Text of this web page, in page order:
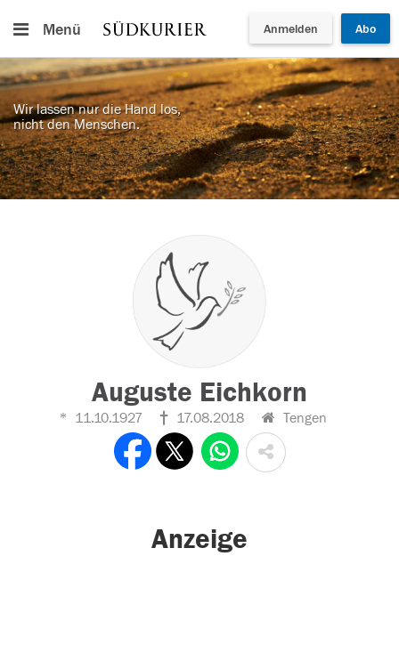
Menü Anmelden Abo
Wir lassen nur die Hand los,
nicht den Menschen.
Auguste Eichkorn
11.10.1927 17.08.2018 Tengen
Anzeige